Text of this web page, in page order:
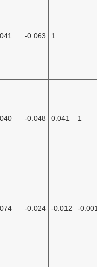
-0.063 1
-0.048 0.041 1
-0.024 -0.012 -